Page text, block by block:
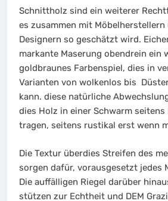
Schnittholz sind ein weiterer
es zusammen mit Möbelherstellern
Designern so geschätzt wird.
markante Maserung obendrein ein
goldbraunes Farbenspiel, dies in
Varianten von wolkenlos bis
kann. diese natürliche
dies Holz in einer Schwarm
tragen, seitens rustikal erst wenn
Die Textur überdies Streifen des
sorgen dafür, vorausgesetzt jedes
Die auffälligen Riegel darüber
stützen zur Echtheit und DEM